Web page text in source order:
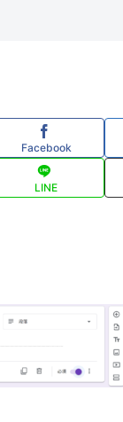
Facebook
LINE